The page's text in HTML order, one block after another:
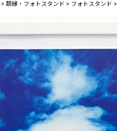
額縁・フォトスタンド フォトスタンド